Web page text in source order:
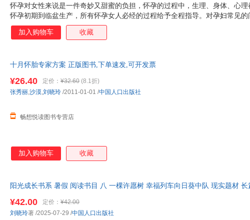
怀孕对女性来说是一件奇妙又甜蜜的负担，怀孕的过程中，生理、身体、心
怀孕初期到临盆生产，所有怀孕女人必经的过程给予全程指导。对孕妇常见的
运动、保健提供最全面、务实的解决方法。让您轻松度过怀孕期，生下健康、
加入购物车 收藏
十月怀胎专家方案 正版图书,下单速发,可开发票
¥26.40 定价： ¥32.60 (8.1折)
畅想悦读图书专营店
张秀丽,沙漠,刘晓玲 /2011-01-01 /中国人口出版社
加入购物车 收藏
阳光成长书系 暑假 阅读书目 八 一棵许愿树 幸福列车向日葵中队 现实题材
¥42.00 定价： ¥42.00
刘晓玲著 /2025-07-29 /中国人口出版社